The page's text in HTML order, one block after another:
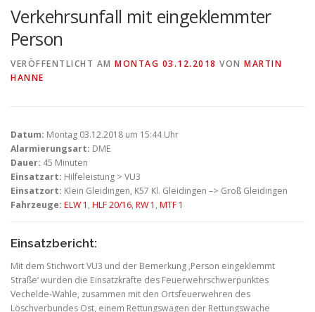
Verkehrsunfall mit eingeklemmter
Person
VERÖFFENTLICHT AM MONTAG 03.12.2018 VON MARTIN
HANNE
Datum: Montag 03.12.2018 um 15:44 Uhr
Alarmierungsart: DME
Dauer: 45 Minuten
Einsatzart: Hilfeleistung > VU3
Einsatzort: Klein Gleidingen, K57 Kl. Gleidingen –> Groß Gleidingen
Fahrzeuge: ELW 1 , HLF 20/16, RW 1 , MTF 1
Einsatzbericht:
Mit dem Stichwort VU3 und der Bemerkung ‚Person eingeklemmt
Straße‘ wurden die Einsatzkräfte des Feuerwehrschwerpunktes
Vechelde-Wahle, zusammen mit den Ortsfeuerwehren des
Löschverbundes Ost, einem Rettungswagen der Rettungswache